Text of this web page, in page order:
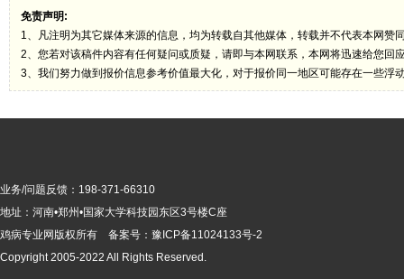
免责声明:
1、凡注明为其它媒体来源的信息，均为转载自其他媒体，转载并不代表本网赞
2、您若对该稿件内容有任何疑问或质疑，请即与本网联系，本网将迅速给您回
3、我们努力做到报价信息参考价值最大化，对于报价同一地区可能存在一些浮
业务/问题反馈：198-371-66310
地址：河南•郑州•国家大学科技园东区3号楼C座
鸡病专业网版权所有 备案号： 豫ICP备11024133号-2
Copyright 2005-2022 All Rights Reserved.